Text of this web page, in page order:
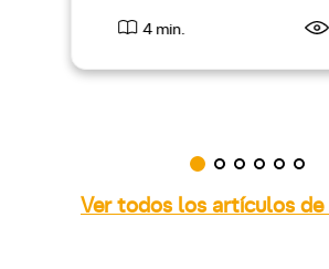
4 min.
Ver todos los artículos de